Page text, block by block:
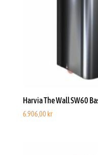
Harvia The Wall SW60
6.906,00 kr